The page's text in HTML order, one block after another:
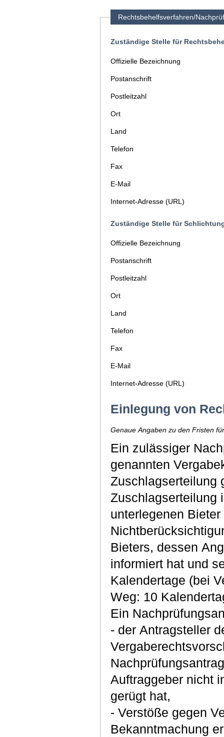
Rechtsbehelfsverfahren/
Zuständige Stelle für
Offizielle Bezeichnung
Postanschrift
Postleitzahl
Ort
Land
Telefon
Fax
E-Mail
Internet-Adresse (URL)
Zuständige Stelle für
Offizielle Bezeichnung
Postanschrift
Postleitzahl
Ort
Land
Telefon
Fax
E-Mail
Internet-Adresse (URL)
Einlegung von
Genaue Angaben zu den Fristen
Ein zulässiger
genannten
Zuschlagserteilung
Zuschlagserteilung
unterlegenen
Bieters, dessen
informiert hat und
Kalendertage (bei
Weg: 10
Ein
- der Antragsteller
Auftraggeber nicht
gerügt hat,
- Verstöße gegen
Bekanntmachung